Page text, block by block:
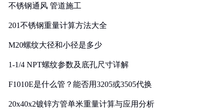
不锈钢通风 管道施工
201不锈钢重量计算方法大全
M20螺纹大径和小径是多少
1-1/4 NPT螺纹参数及底孔尺寸详解
F1010E是什么管？能否用3205或3505代换
20x40x2镀锌方管单米重量计算与应用分析